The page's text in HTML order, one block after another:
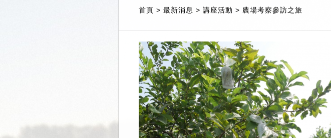
首頁 > 最新消息 > 講座活動 > 農場考察參訪之旅